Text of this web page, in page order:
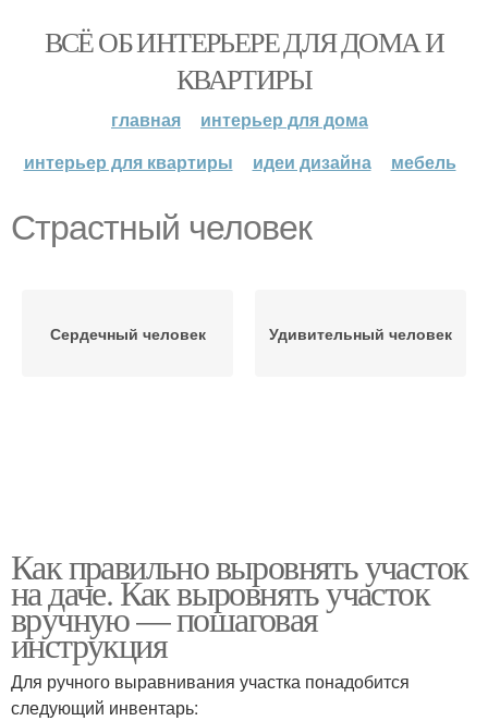
ВСЁ ОБ ИНТЕРЬЕРЕ ДЛЯ ДОМА И
КВАРТИРЫ
главная
интерьер для дома
интерьер для квартиры
идеи дизайна мебель
Страстный человек
Сердечный человек Удивительный человек
Как правильно выровнять участок
на даче. Как выровнять участок
вручную — пошаговая
инструкция
Для ручного выравнивания участка понадобится
следующий инвентарь: